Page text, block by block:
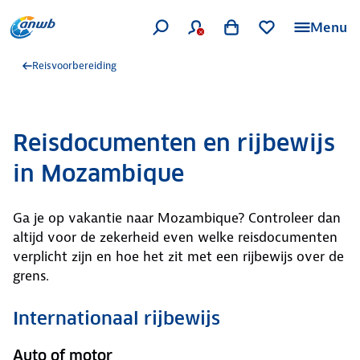
Menu
Reisvoorbereiding
Reisdocumenten en rijbewijs
in Mozambique
Ga je op vakantie naar Mozambique? Controleer dan
altijd voor de zekerheid even welke reisdocumenten
verplicht zijn en hoe het zit met een rijbewijs over de
grens.
Internationaal rijbewijs
Auto of motor